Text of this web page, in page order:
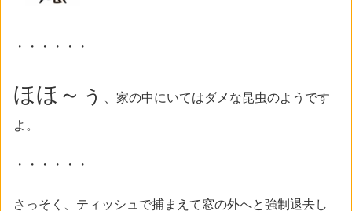
・・・・・・
ほほ～ぅ 、家の中にいてはダメな昆虫のようです
よ。
・・・・・・
さっそく、ティッシュで捕まえて窓の外へと強制退去し